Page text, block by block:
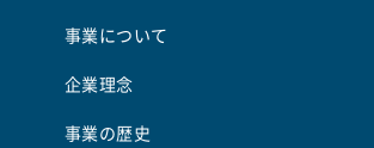
事業について
企業理念
事業の歴史